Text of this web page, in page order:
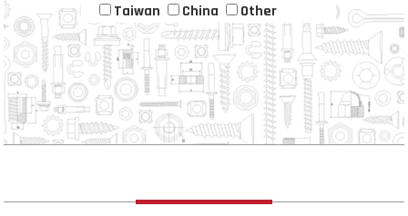
Taiwan China Other